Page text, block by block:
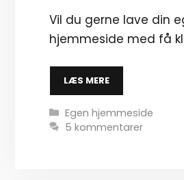
Vil du gerne lave din
hjemmeside med få
LÆS MERE
Kategorier
Egen hjemmeside
5 kommentarer